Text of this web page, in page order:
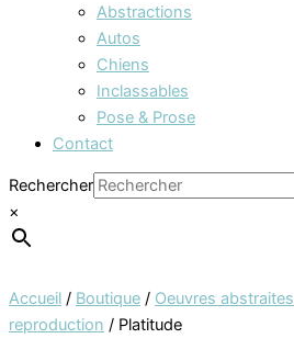
Abstractions
Autos
Chiens
Inclassables
Pose & Prose
Contact
Rechercher
×
Accueil / Boutique / Oeuvres abstraites
reproduction / Platitude